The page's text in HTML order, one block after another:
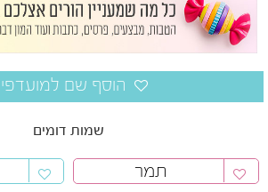
שמות דומים
תמר